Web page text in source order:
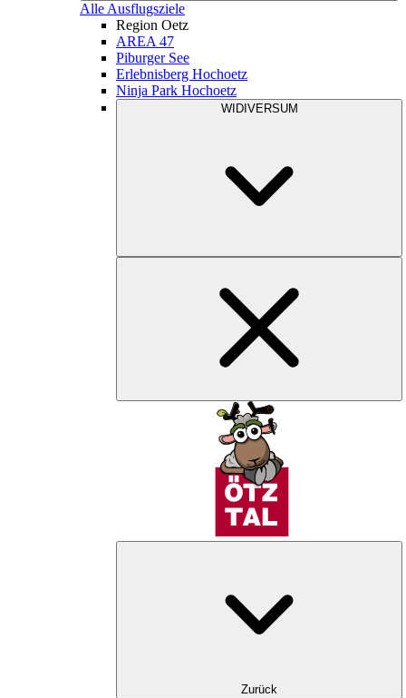
Alle Ausflugsziele
Region Oetz
AREA 47
Piburger See
Erlebnisberg Hochoetz
Ninja Park Hochoetz
WIDIVERSUM
Zurück